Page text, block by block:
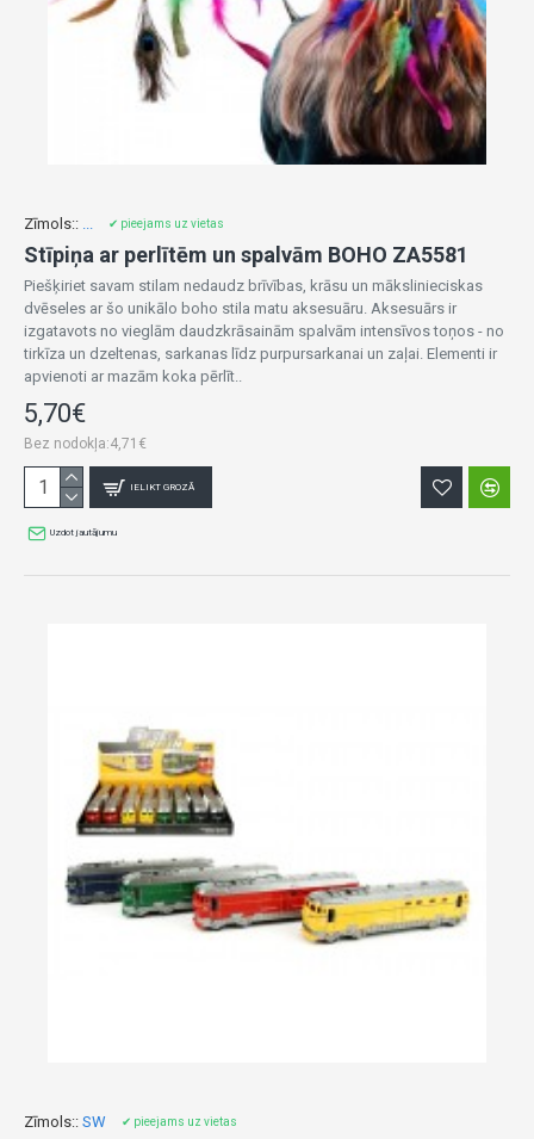
Zīmols:: ... ✔ pieejams uz vietas
Stīpiņa ar perlītēm un spalvām BOHO ZA5581
Piešķiriet savam stilam nedaudz brīvības, krāsu un mākslinieciskas
dvēseles ar šo unikālo boho stila matu aksesuāru. Aksesuārs ir
izgatavots no vieglām daudzkrāsainām spalvām intensīvos toņos - no
tirkīza un dzeltenas, sarkanas līdz purpursarkanai un zaļai. Elementi ir
apvienoti ar mazām koka pērlīt..
5,70€
Bez nodokļa:4,71€
IELIKT GROZĀ
Uzdot jautājumu
Zīmols:: SW ✔ pieejams uz vietas